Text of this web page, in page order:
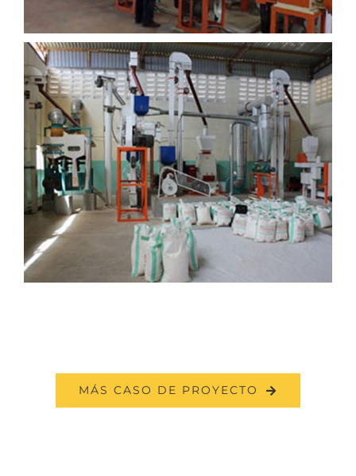
MÁS CASO DE PROYECTO